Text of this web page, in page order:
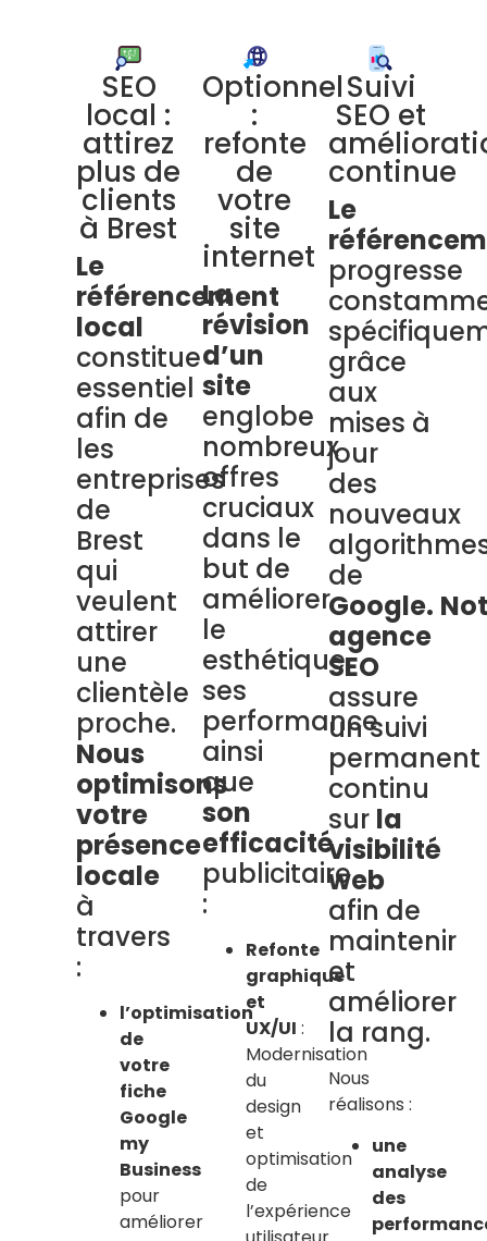
SEO
local :
attirez
plus de
clients
à Brest
Le
référencement
local
constitue
essentiel
afin de
les
entreprises
de
Brest
qui
veulent
attirer
une
clientèle
proche.
Nous
optimisons
votre
présence
locale
à
travers
:
l’optimisation
de
votre
fiche
Google
my
Business
pour
améliorer
Optionnel
:
refonte
de
votre
site
internet
La
révision
d’un
site
englobe
nombreux
offres
cruciaux
dans le
but de
améliorer
le
esthétique,
ses
performance
ainsi
que
son
efficacité
publicitaire
:
Refonte
graphique
et
UX/UI :
Modernisation
du
design
et
optimisation
de
l’expérience
Suivi
SEO et
continue
Le
progresse
grâce
aux
mises à
jour
des
nouveaux
de
Google.
agence
SEO
assure
un suivi
permanent
continu
sur la
visibilité
web
afin de
maintenir
et
améliorer
la rang.
Nous
réalisons :
une
analyse
des